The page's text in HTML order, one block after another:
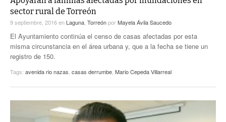
sector rural de Torreón
9 septiembre, 2016en Laguna TorreónporMayela Ávila Saucedo
El Ayuntamiento continúa el censo de casas afectadas por esta
misma circunstancia en el área urbana y, que a la fecha se tiene un
registro de 150.
Tags: avenida rio nazas casas derrumbe Mario Cepeda Villarreal